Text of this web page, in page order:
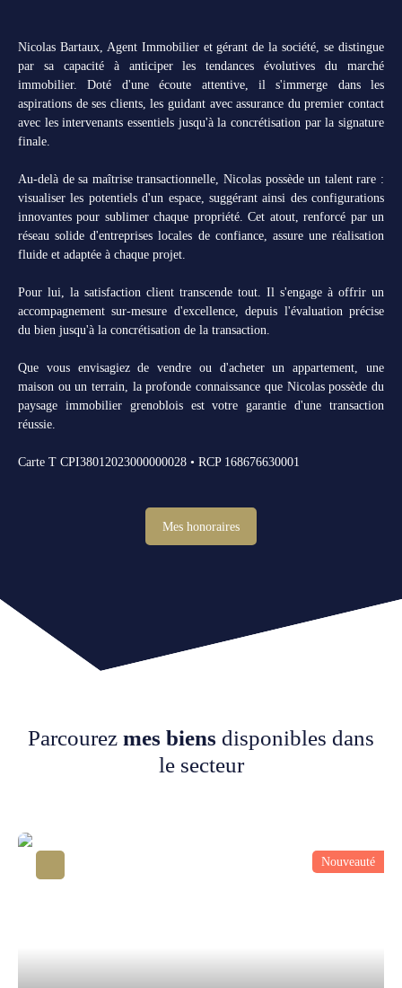
Nicolas Bartaux, Agent Immobilier et gérant de la société, se distingue
par sa capacité à anticiper les tendances évolutives du marché
immobilier. Doté d'une écoute attentive, il s'immerge dans les
aspirations de ses clients, les guidant avec assurance du premier contact
avec les intervenants essentiels jusqu'à la concrétisation par la signature
finale.
Au-delà de sa maîtrise transactionnelle, Nicolas possède un talent rare :
visualiser les potentiels d'un espace, suggérant ainsi des configurations
innovantes pour sublimer chaque propriété. Cet atout, renforcé par un
réseau solide d'entreprises locales de confiance, assure une réalisation
fluide et adaptée à chaque projet.
Pour lui, la satisfaction client transcende tout. Il s'engage à offrir un
accompagnement sur-mesure d'excellence, depuis l'évaluation précise
du bien jusqu'à la concrétisation de la transaction.
Que vous envisagiez de vendre ou d'acheter un appartement, une
maison ou un terrain, la profonde connaissance que Nicolas possède du
paysage immobilier grenoblois est votre garantie d'une transaction
réussie.
Carte T CPI38012023000000028 • RCP 168676630001
Mes honoraires
Parcourez mes biens disponibles dans
le secteur
Nouveauté